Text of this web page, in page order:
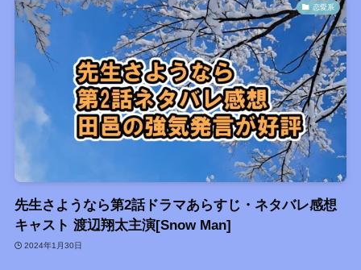
恋愛系
先生さようなら第2話ドラマあらすじ・ネタバレ感想
キャスト 渡辺翔太主演[Snow Man]
2024年1月30日